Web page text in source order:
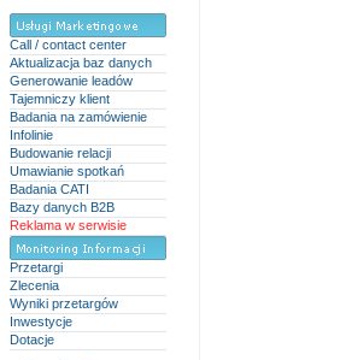
Call / contact center
Aktualizacja baz danych
Generowanie leadów
Tajemniczy klient
Badania na zamówienie
Infolinie
Budowanie relacji
Umawianie spotkań
Badania CATI
Bazy danych B2B
Reklama w serwisie
Przetargi
Zlecenia
Wyniki przetargów
Inwestycje
Dotacje